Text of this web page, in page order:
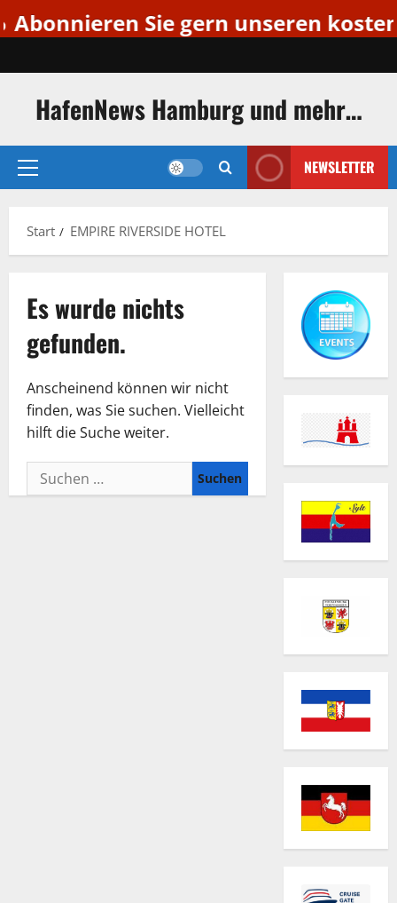
Sie gern unseren
Inhalt
HafenNews Hamburg und mehr…
Primäres
NEWSLETTER
Start EMPIRE RIVERSIDE HOTEL
Es wurde nichts
gefunden.
Anscheinend können wir nicht
finden, was Sie suchen. Vielleicht
hilft die Suche weiter.
Suchen
nach: